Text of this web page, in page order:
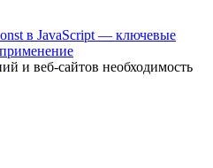
в JavaScript — ключевые
и веб-сайтов необходимость